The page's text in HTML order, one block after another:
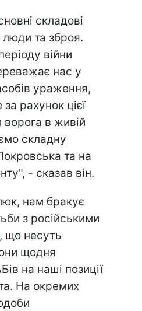
складові
люди та зброя.
війни
нас у
ураження,
рахунок цієї
ворога в живій
складну
та на
- сказав він.
нам бракує
з російськими
що несуть
щодня
на наші позиції
На окремих